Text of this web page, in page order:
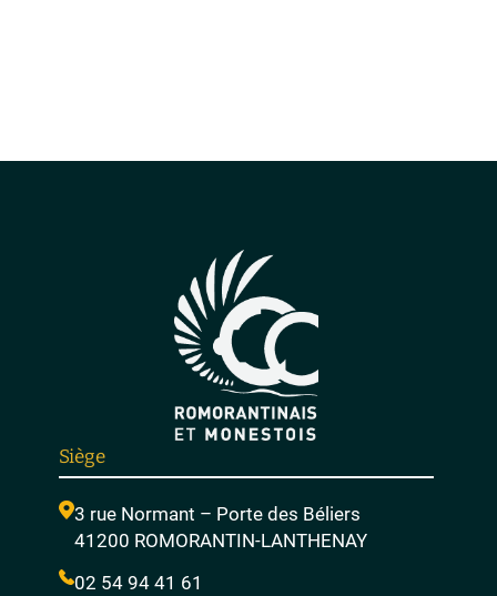
Siège
3 rue Normant – Porte des Béliers
41200 ROMORANTIN-LANTHENAY
02 54 94 41 61